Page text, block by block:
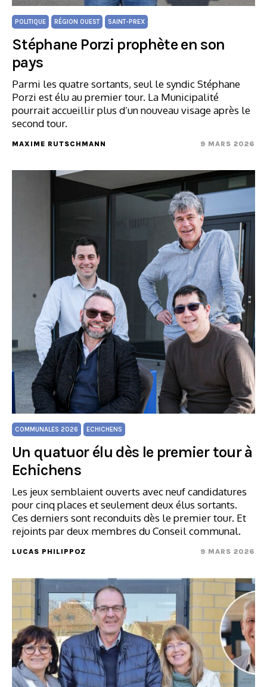
POLITIQUE RÉGION OUEST SAINT-PREX
Stéphane Porzi prophète en son
pays
Parmi les quatre sortants, seul le syndic Stéphane
Porzi est élu au premier tour. La Municipalité
pourrait accueillir plus d’un nouveau visage après le
second tour.
MAXIME RUTSCHMANN 9 MARS 2026
COMMUNALES 2026 ECHICHENS
Un quatuor élu dès le premier tour à
Echichens
Les jeux semblaient ouverts avec neuf candidatures
pour cinq places et seulement deux élus sortants.
Ces derniers sont reconduits dès le premier tour. Et
rejoints par deux membres du Conseil communal.
LUCAS PHILIPPOZ 9 MARS 2026